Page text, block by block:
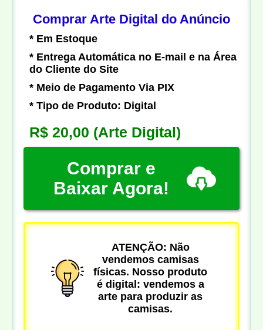
Comprar Arte Digital do Anúncio
* Em Estoque
* Entrega Automática no E-mail e na Área
do Cliente do Site
* Meio de Pagamento Via PIX
* Tipo de Produto: Digital
R$ 20,00 (Arte Digital)
Comprar e
Baixar Agora!
ATENÇÃO: Não
vendemos camisas
físicas. Nosso produto
é digital: vendemos a
arte para produzir as
camisas.